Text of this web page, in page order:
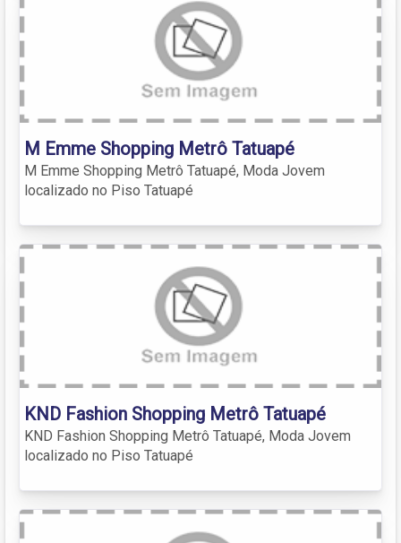
M Emme Shopping Metrô Tatuapé
M Emme Shopping Metrô Tatuapé, Moda Jovem
localizado no Piso Tatuapé
KND Fashion Shopping Metrô Tatuapé
KND Fashion Shopping Metrô Tatuapé, Moda Jovem
localizado no Piso Tatuapé